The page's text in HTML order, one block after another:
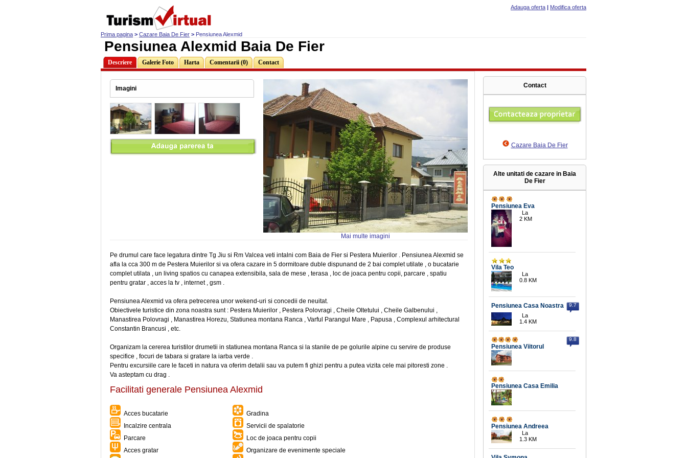
Prima pagina > Cazare Baia De Fier > Pensiunea Alexmid
Adauga oferta | Modifica oferta
Pensiunea Alexmid Baia De Fier
Descriere Galerie Foto Harta Comentarii (0) Contact
Imagini
Mai multe imagini
Pe drumul care face legatura dintre Tg Jiu si Rm Valcea veti intalni com Baia de Fier si Pestera Muierilor . Pensiunea Alexmid se
afla la cca 300 m de Pestera Muierilor si va ofera cazare in 5 dormitoare duble dispunand de 2 bai complet utilate , o bucatarie
complet utilata , un living spatios cu canapea extensibila, sala de mese , terasa , loc de joaca pentru copii, parcare , spatiu
pentru gratar , acces la tv , internet , gsm .
Pensiunea Alexmid va ofera petrecerea unor wekend-uri si concedii de neuitat.
Obiectivele turistice din zona noastra sunt : Pestera Muierilor , Pestera Polovragi , Cheile Oltetului , Cheile Galbenului ,
Manastirea Polovragi , Manastirea Horezu, Statiunea montana Ranca , Varful Parangul Mare , Papusa , Complexul arhitectural
Constantin Brancusi , etc.
Organizam la cererea turistilor drumetii in statiunea montana Ranca si la stanile de pe golurile alpine cu servire de produse
specifice , focuri de tabara si gratare la iarba verde .
Pentru excursiile care le faceti in natura va oferim detalii sau va putem fi ghizi pentru a putea vizita cele mai pitoresti zone .
Va asteptam cu drag .
Facilitati generale Pensiunea Alexmid
Acces bucatarie
Gradina
Incalzire centrala
Servicii de spalatorie
Parcare
Loc de joaca pentru copii
Acces gratar
Organizare de evenimente speciale
Contact
Cazare Baia De Fier
Alte unitati de cazare in Baia
De Fier
Pensiunea Eva
La
2 KM
Vila Teo
La
0.8 KM
Pensiunea Casa Noastra 9.7
La
1.4 KM
Pensiunea Viitorul
9.8
Pensiunea Casa Emilia
Pensiunea Andreea
La
1.3 KM